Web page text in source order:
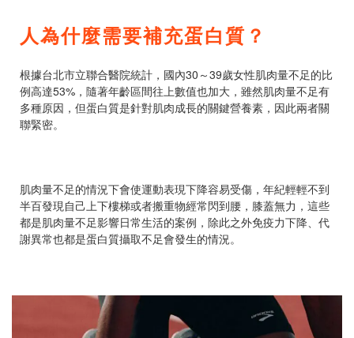
人為什麼需要補充蛋白質？
根據台北市立聯合醫院統計，國內30～39歲女性肌肉量不足的比
例高達53%，隨著年齡區間往上數值也加大，雖然肌肉量不足有
多種原因，但蛋白質是針對肌肉成長的關鍵營養素，因此兩者關
聯緊密。
肌肉量不足的情況下會使運動表現下降容易受傷，年紀輕輕不到
半百發現自己上下樓梯或者搬重物經常閃到腰，膝蓋無力，這些
都是肌肉量不足影響日常生活的案例，除此之外免疫力下降、代
謝異常也都是蛋白質攝取不足會發生的情況。